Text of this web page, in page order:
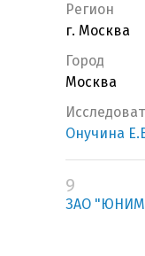
Регион
г. Москва
Город
Москва
Онучина
9
ЗАО